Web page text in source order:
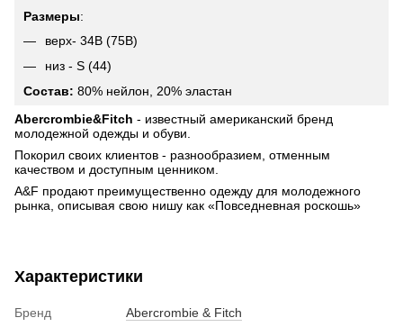
Размеры:
верх- 34В (75В)
низ - S (44)
Состав: 80% нейлон, 20% эластан
Abercrombie&Fitch - известный американский бренд
молодежной одежды и обуви.
Покорил своих клиентов - разнообразием, отменным
качеством и доступным ценником.
A&F продают преимущественно одежду для молодежного
рынка, описывая свою нишу как «Повседневная роскошь»
Характеристики
Бренд Abercrombie & Fitch